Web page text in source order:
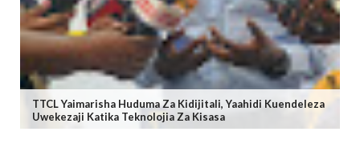
TTCL Yaimarisha Huduma Za Kidijitali, Yaahidi Kuendeleza
Uwekezaji Katika Teknolojia Za Kisasa